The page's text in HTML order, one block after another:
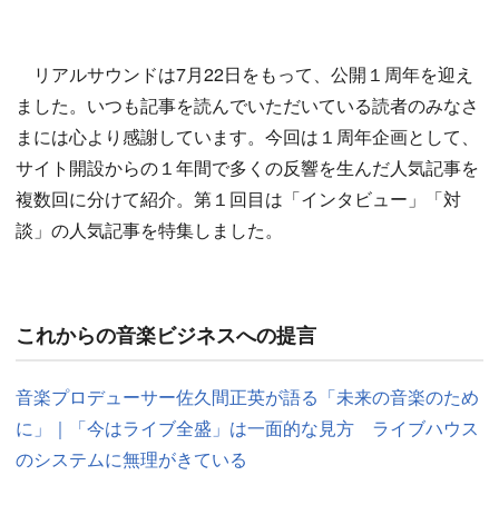
リアルサウンドは7月22日をもって、公開１周年を迎え
ました。いつも記事を読んでいただいている読者のみなさ
まには心より感謝しています。今回は１周年企画として、
サイト開設からの１年間で多くの反響を生んだ人気記事を
複数回に分けて紹介。第１回目は「インタビュー」「対
談」の人気記事を特集しました。
これからの音楽ビジネスへの提言
音楽プロデューサー佐久間正英が語る「未来の音楽のため
に」｜「今はライブ全盛」は一面的な見方 ライブハウス
のシステムに無理がきている